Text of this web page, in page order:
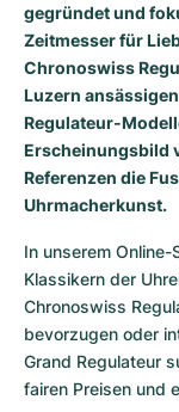
Damenuhren
Damenuhren
gegründet und
Zeitmesser für
Chronoswiss
Luzern
Regulateur-
Erscheinungsbild
Referenzen die
Uhrmacherkunst.
In unserem
Klassikern der
Chronoswiss
bevorzugen oder
Grand Regulateur
fairen Preisen und